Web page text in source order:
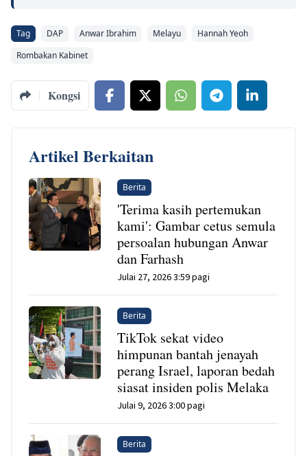
Tag DAP Anwar Ibrahim Melayu
Hannah Yeoh
Rombakan Kabinet
Kongsi
Artikel Berkaitan
Berita
'Terima kasih pertemukan
kami': Gambar cetus semula
persoalan hubungan Anwar
dan Farhash
Julai 27, 2026 3:59 pagi
Berita
TikTok sekat video
himpunan bantah jenayah
perang Israel, laporan bedah
siasat insiden polis Melaka
Julai 9, 2026 3:00 pagi
Berita